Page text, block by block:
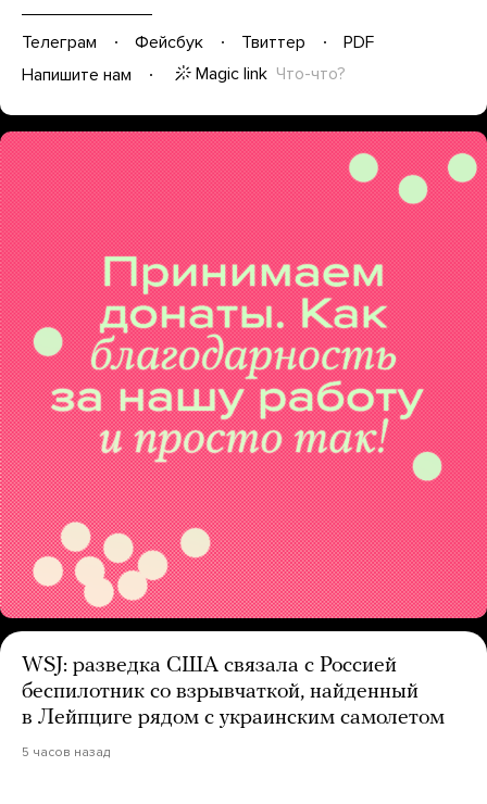
Телеграм Фейсбук Твиттер
PDF
Напишите нам
Magic link Что-что?
WSJ: разведка США связала с Россией
беспилотник со взрывчаткой, найденный
в Лейпциге рядом с украинским самолетом
5 часов назад